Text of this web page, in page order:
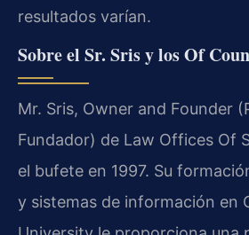
resultados varían.
Sobre el Sr. Sris y los Of
Mr. Sris, Owner and Founder
Fundador) de Law Offices Of
el bufete en 1997. Su
y sistemas de información en